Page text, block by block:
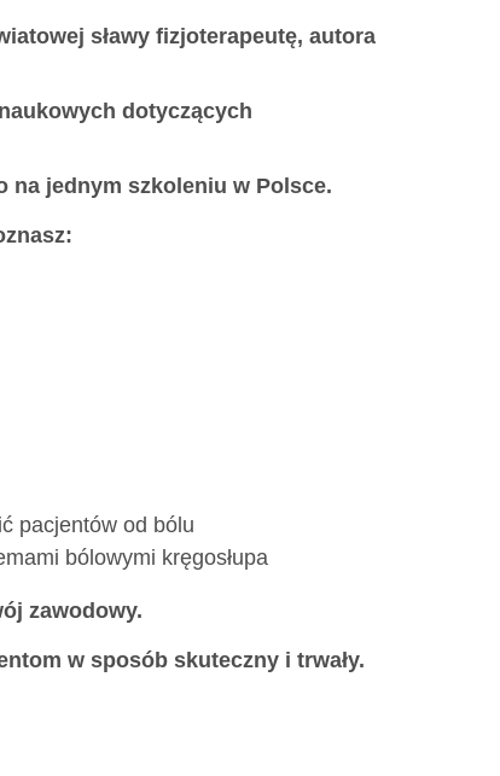
sławy fizjoterapeutę, autora
dotyczących
na jednym szkoleniu w Polsce.
pacjentów od bólu
bólowymi kręgosłupa
zawodowy.
w sposób skuteczny i trwały.